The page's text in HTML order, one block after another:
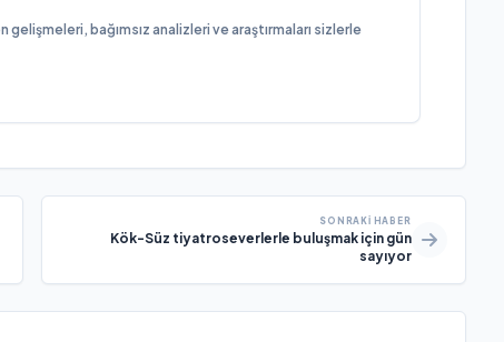
gelişmeleri, bağımsız analizleri ve araştırmaları sizlerle
SONRAKI HABER
Kök-Süz tiyatroseverlerle buluşmak için gün
sayıyor